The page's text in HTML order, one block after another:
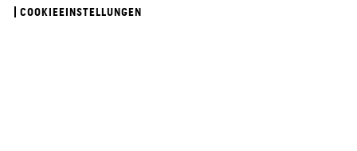
COOKIEEINSTELLUNGEN